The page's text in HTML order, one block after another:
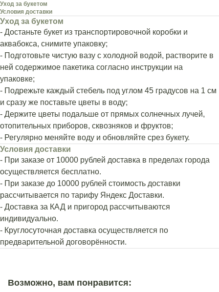
Уход за букетом
Условия доставки
Уход за букетом
- Достаньте букет из транспортировочной коробки и
аквабокса, снимите упаковку;
- Подготовьте чистую вазу с холодной водой, растворите в
ней содержимое пакетика согласно инструкции на
упаковке;
- Подрежьте каждый стебель под углом 45 градусов на 1 см
и сразу же поставьте цветы в воду;
- Держите цветы подальше от прямых солнечных лучей,
отопительных приборов, сквозняков и фруктов;
- Регулярно меняйте воду и обновляйте срез букету.
Условия доставки
- При заказе от 10000 рублей доставка в пределах города
осуществляется бесплатно.
- При заказе до 10000 рублей стоимость доставки
рассчитывается по тарифу Яндекс Доставки.
- Доставка за КАД и пригород рассчитываются
индивидуально.
- Круглосуточная доставка осуществляется по
предварительной договорённости.
Возможно, вам понравится: